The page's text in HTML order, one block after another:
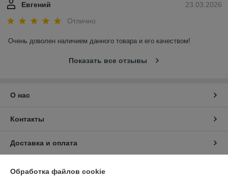
23.03.2026
Евгений
Отлично
Очень доволен наличием данного товара и его качеством!
Показать все отзывы
О нас
Контакты
Доставка и оплата
Обработка файлов cookie